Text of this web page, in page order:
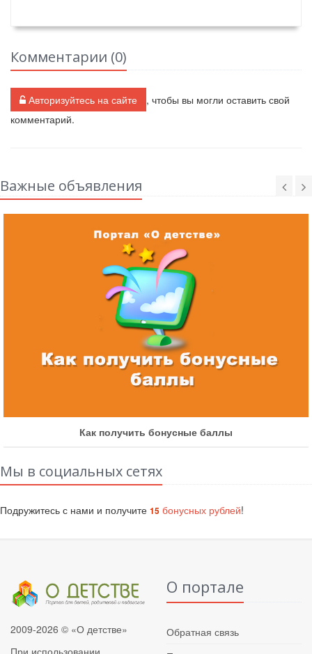
Комментарии (0)
Авторизуйтесь на сайте
, чтобы вы могли оставить свой
комментарий.
Важные объявления
Как получить бонусные баллы
Мы в социальных сетях
Подружитесь с нами и получите 15 бонусных рублей!
2009-2026 © «О детстве»
При использовании
О портале
Обратная связь